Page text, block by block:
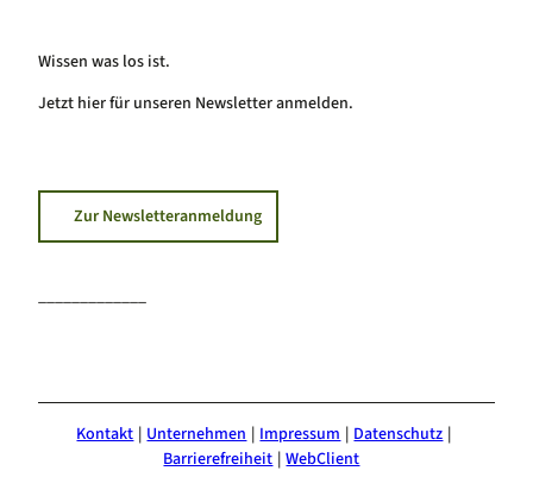
Wissen was los ist.
Jetzt hier für unseren Newsletter anmelden.
Zur Newsletteranmeldung
_____________
c
s
t
u
T
Kontakt Unternehmen Impressum Datenschutz
Barrierefreiheit WebClient